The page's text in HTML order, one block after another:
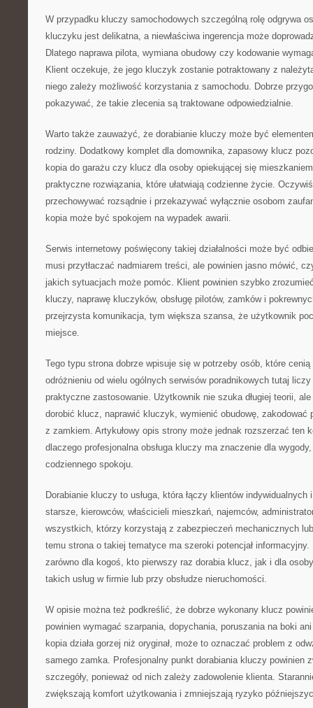
W przypadku kluczy samochodowych szczególną rolę odgrywa
kluczyku jest delikatna, a niewłaściwa ingerencja może
Dlatego naprawa pilota, wymiana obudowy czy kodowanie
Klient oczekuje, że jego kluczyk zostanie potraktowany z
niego zależy możliwość korzystania z samochodu. Dobrze
pokazywać, że takie zlecenia są traktowane odpowiedzialnie.
Warto także zauważyć, że dorabianie kluczy może być
rodziny. Dodatkowy komplet dla domownika, zapasowy klucz
kopia do garażu czy klucz dla osoby opiekującej się
praktyczne rozwiązania, które ułatwiają codzienne życie.
przechowywać rozsądnie i przekazywać wyłącznie osobom
kopia może być spokojem na wypadek awarii.
Serwis internetowy poświęcony takiej działalności może być
musi przytłaczać nadmiarem treści, ale powinien jasno mówić,
jakich sytuacjach może pomóc. Klient powinien szybko
kluczy, naprawę kluczyków, obsługę pilotów, zamków i
przejrzysta komunikacja, tym większa szansa, że użytkownik
miejsce.
Tego typu strona dobrze wpisuje się w potrzeby osób, które cenią
odróżnieniu od wielu ogólnych serwisów poradnikowych tutaj
praktyczne zastosowanie. Użytkownik nie szuka długiej teorii,
dorobić klucz, naprawić kluczyk, wymienić obudowę, zakodować
z zamkiem. Artykułowy opis strony może jednak rozszerzać ten
dlaczego profesjonalna obsługa kluczy ma znaczenie dla
codziennego spokoju.
Dorabianie kluczy to usługa, która łączy klientów indywidualnych
starsze, kierowców, właścicieli mieszkań, najemców,
wszystkich, którzy korzystają z zabezpieczeń mechanicznych
temu strona o takiej tematyce ma szeroki potencjał
zarówno dla kogoś, kto pierwszy raz dorabia klucz, jak i dla
takich usług w firmie lub przy obsłudze nieruchomości.
W opisie można też podkreślić, że dobrze wykonany klucz
powinien wymagać szarpania, dopychania, poruszania na boki
kopia działa gorzej niż oryginał, może to oznaczać problem z
samego zamka. Profesjonalny punkt dorabiania kluczy powinien
szczegóły, ponieważ od nich zależy zadowolenie klienta.
zwiększają komfort użytkowania i zmniejszają ryzyko